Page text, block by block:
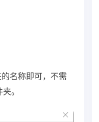
名称即可，不需
。